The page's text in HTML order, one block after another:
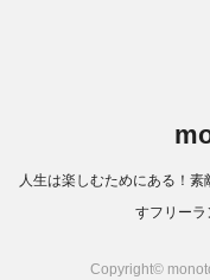
人生は楽しむためにある！
すフリーラ
Copyright©